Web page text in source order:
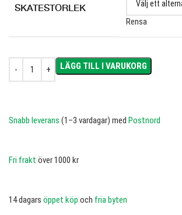
SKATESTORLEK
Rensa
LÄGG TILL I VARUKORG
Snabb leverans (1–3 vardagar) med Postnord
Fri frakt över 1000 kr
14 dagars öppet köp och fria byten